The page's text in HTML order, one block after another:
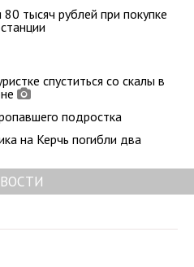
тысяч рублей при покупке
спуститься со скалы в
подростка
на Керчь погибли два